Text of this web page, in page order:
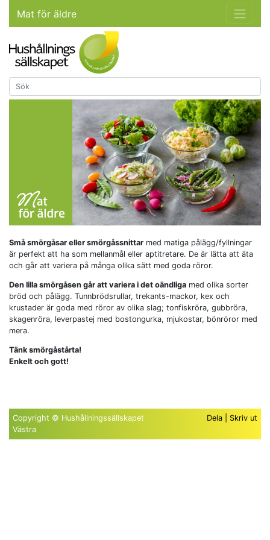
Mat för äldre
Små smörgåsar eller smörgåssnittar med matiga pålägg/fyllningar
är perfekt att ha som mellanmål eller aptitretare. De är lätta att äta
och går att variera på många olika sätt med goda röror.
Den lilla smörgåsen går att variera i det oändliga med olika sorter
bröd och pålägg. Tunnbrödsrullar, trekants-mackor, kex och
krustader är goda med röror av olika slag; tonfiskröra, gubbröra,
skagenröra, leverpastej med bostongurka, mjukostar, bönröror med
mera.
Tänk smörgåstårta!
Enkelt och gott!
Copyright © Hushållningssällskapet
Västra
Dela| Skriv ut